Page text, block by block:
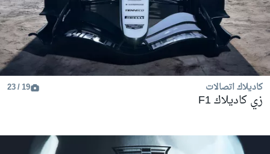
كاديلاك اتصالات 19 / 23
زي كاديلاك F1